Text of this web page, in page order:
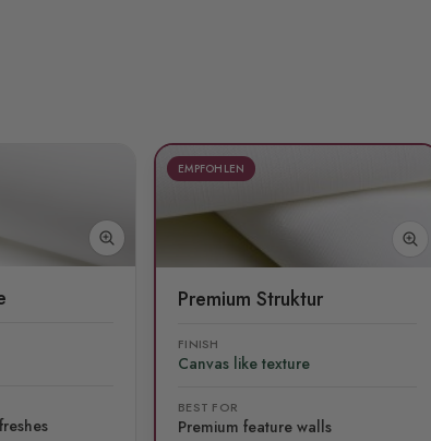
EMPFOHLEN
Premium Struktur
FINISH
Canvas like texture
BEST FOR
Premium feature walls